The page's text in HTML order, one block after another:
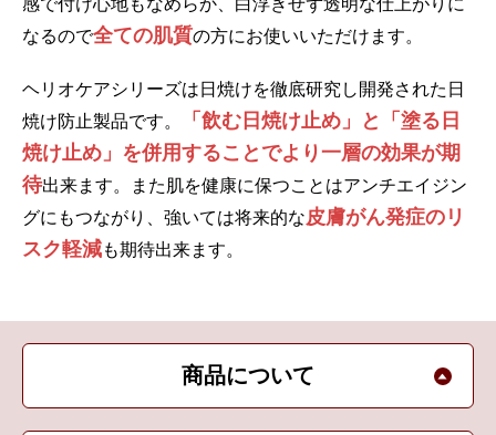
感で付け心地もなめらか、白浮きせず透明な仕上がりに
なるので全ての肌質の方にお使いいただけます。
ヘリオケアシリーズは日焼けを徹底研究し開発された日
焼け防止製品です。
「飲む日焼け止め」と「塗る日
焼け止め」を併用することでより一層の効果が期
待出来ます。また肌を健康に保つことはアンチエイジン
グにもつながり、強いては将来的な皮膚がん発症のリ
スク軽減も期待出来ます。
商品について